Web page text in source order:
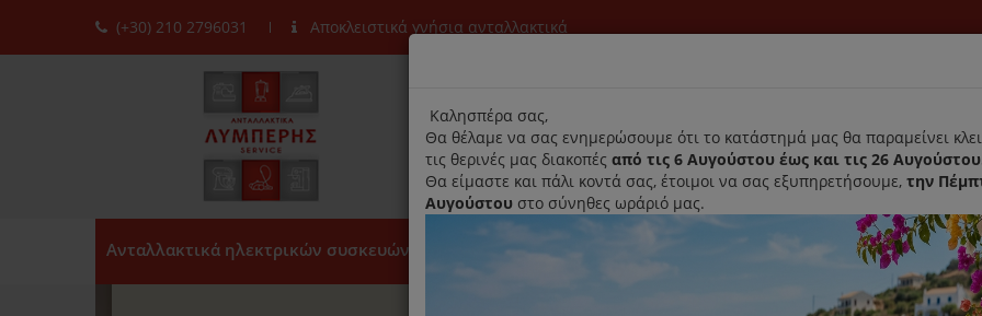
(+30) 210 2796031 Αποκλειστικά γνήσια ανταλλακτικά
Ανταλλακτικά ηλεκτρικών συσκευών Αρχική Παραλαβή- Παράδοση Κατ'οικον
title
Καλησπέρα σας,
Θα θέλαμε να σας ενημερώσουμε ότι το κατάστημά μας θα παραμείνει
τις θερινές μας διακοπές από τις 6 Αυγούστου έως και τις 26
Θα είμαστε και πάλι κοντά σας, έτοιμοι να σας εξυπηρετήσουμε, την
Αυγούστου στο σύνηθες ωράριό μας.